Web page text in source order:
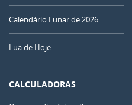
Calendário Lunar de 2026
Lua de Hoje
CALCULADORAS